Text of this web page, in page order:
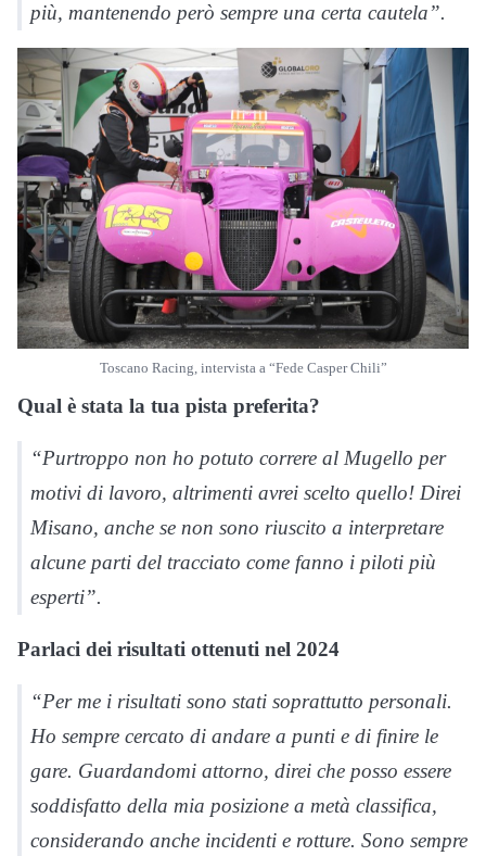
più, mantenendo però sempre una certa cautela”.
Toscano Racing, intervista a “Fede Casper Chili”
Qual è stata la tua pista preferita?
“Purtroppo non ho potuto correre al Mugello per
motivi di lavoro, altrimenti avrei scelto quello! Direi
Misano, anche se non sono riuscito a interpretare
alcune parti del tracciato come fanno i piloti più
esperti”.
Parlaci dei risultati ottenuti nel 2024
“Per me i risultati sono stati soprattutto personali.
Ho sempre cercato di andare a punti e di finire le
gare. Guardandomi attorno, direi che posso essere
soddisfatto della mia posizione a metà classifica,
considerando anche incidenti e rotture. Sono sempre